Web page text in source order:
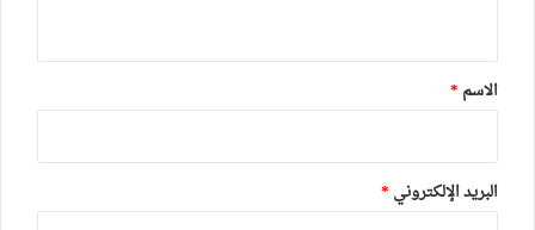
*
الاسم *
البريد الإلكتروني *